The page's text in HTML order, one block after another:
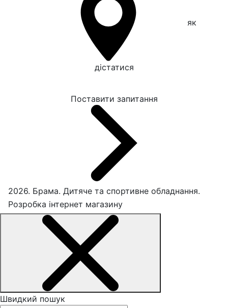
як
дістатися
Поставити запитання
2026. Брама. Дитяче та спортивне обладнання.
Розробка інтернет магазину
Швидкий пошук